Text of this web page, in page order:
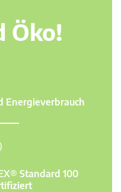
Öko!
Energieverbrauch
Standard 100